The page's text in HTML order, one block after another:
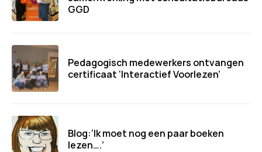
GGD
Pedagogisch medewerkers ontvangen
certificaat ‘Interactief Voorlezen’
Blog:‘Ik moet nog een paar boeken
lezen….’